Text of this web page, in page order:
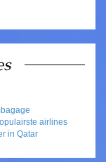
airlines
in Qatar